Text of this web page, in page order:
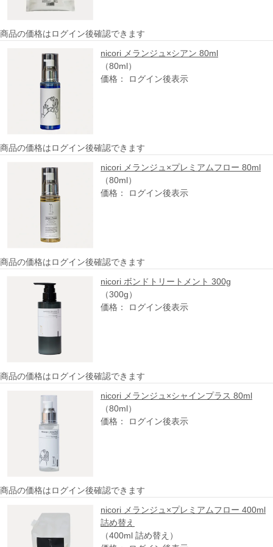
商品の価格はログイン後確認できます
nicori メランジュ×シアン 80ml
（80ml）
価格： ログイン後表示
商品の価格はログイン後確認できます
nicori メランジュ×プレミアムフロー 80ml
（80ml）
価格： ログイン後表示
商品の価格はログイン後確認できます
nicori ボンドトリートメント 300g
（300g）
価格： ログイン後表示
商品の価格はログイン後確認できます
nicori メランジュ×シャインプラス 80ml
（80ml）
価格： ログイン後表示
商品の価格はログイン後確認できます
nicori メランジュ×プレミアムフロー 400ml
詰め替え
（400ml 詰め替え）